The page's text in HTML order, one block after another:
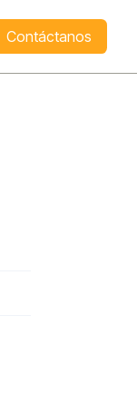
Contáctanos